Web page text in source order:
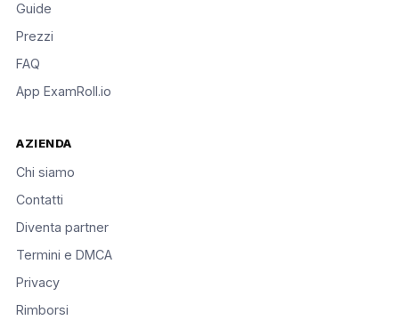
Guide
Prezzi
FAQ
App ExamRoll.io
AZIENDA
Chi siamo
Contatti
Diventa partner
Termini e DMCA
Privacy
Rimborsi